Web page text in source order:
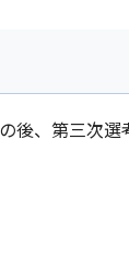
、第三次